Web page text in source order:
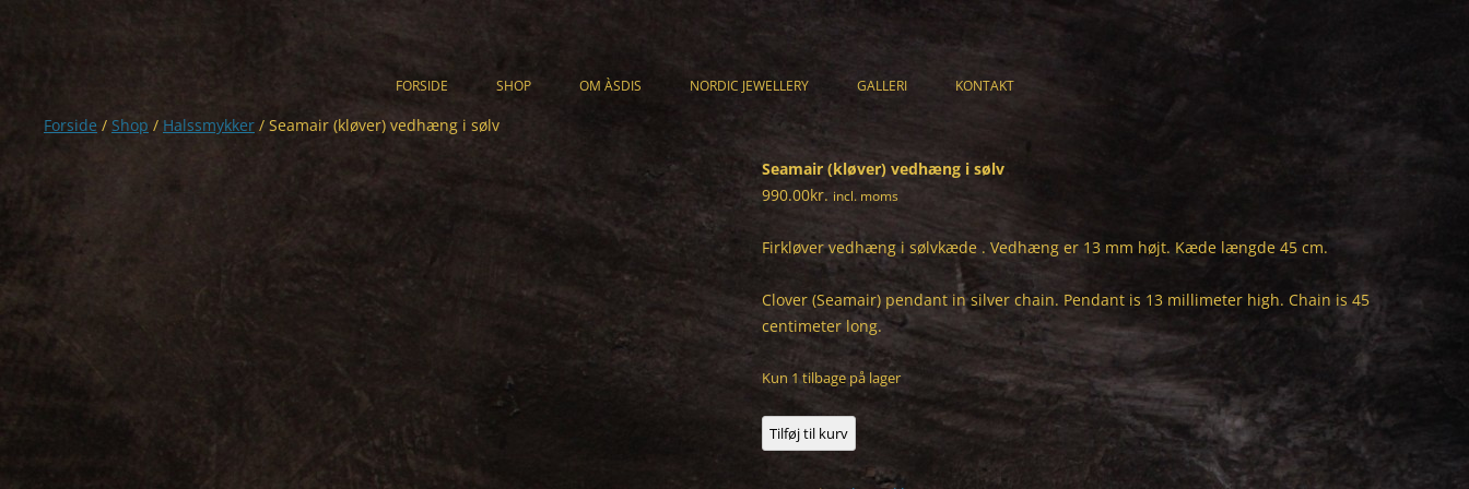
FORSIDE SHOP
ARMBÅND
HALSSMYKKER
ØRERINGE
HERRESMYKKER
OM ÀSDIS NORDIC JEWELLERY GALLERI KONTAKT
Forside / Shop / Halssmykker / Seamair (kløver) vedhæng i sølv
Seamair (kløver) vedhæng i sølv
990.00kr. incl. moms
Firkløver vedhæng i sølvkæde . Vedhæng er 13 mm højt. Kæde længde 45 cm.
Clover (Seamair) pendant in silver chain. Pendant is 13 millimeter high. Chain is 45
centimeter long.
Kun 1 tilbage på lager
Seamair
(kløver)
Tilføj til kurv